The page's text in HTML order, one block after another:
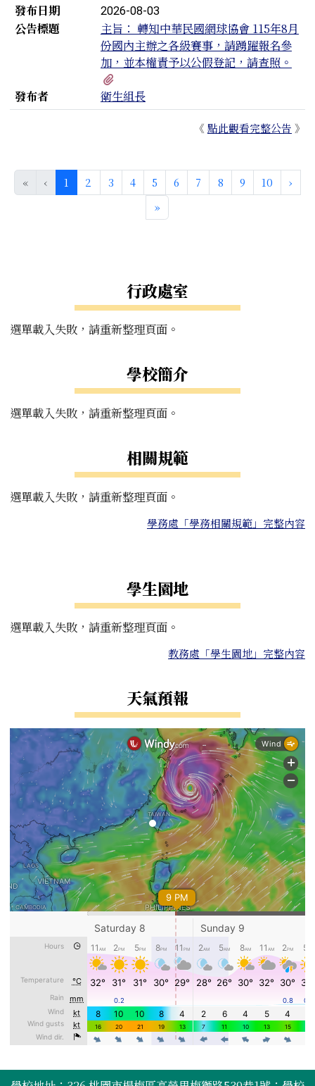
發布日期
2026-08-03
公告標題
主旨： 轉知中華民國網球協會 115年8月
份國內主辦之各級賽事，請踴躍報名參
加，並本權責予以公假登記，請查照。
發布者
衛生組長
《 點此觀看完整公告 》
« ‹ 1 (目前頁次)
2 3 4 5 6 7 8 9 10 ›
»最後頁
行政處室
選單載入失敗，請重新整理頁面。
學校簡介
選單載入失敗，請重新整理頁面。
相關規範
選單載入失敗，請重新整理頁面。
學務處「學務相關規範」完整內容
學生園地
選單載入失敗，請重新整理頁面。
教務處「學生園地」完整內容
天氣預報